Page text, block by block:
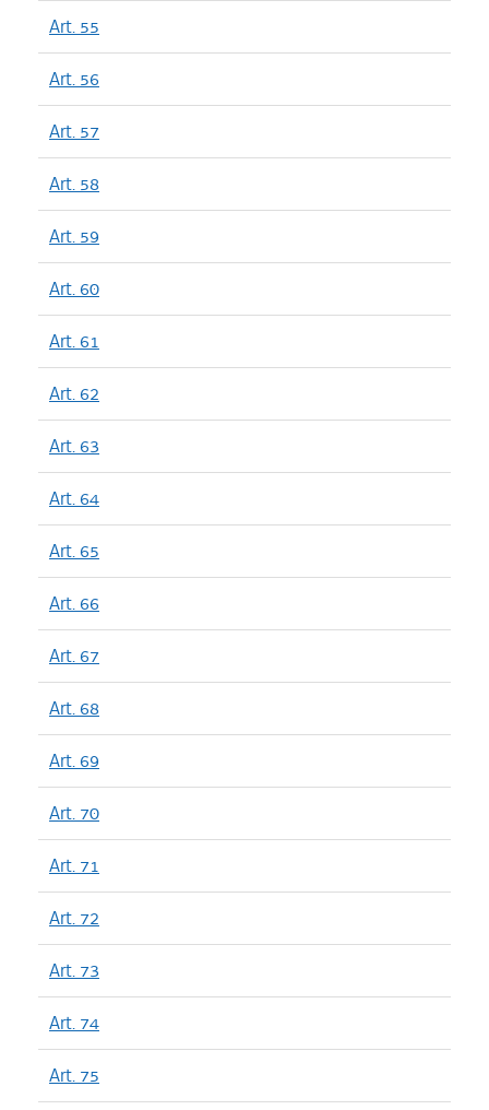
Art. 55
Art. 56
Art. 57
Art. 58
Art. 59
Art. 60
Art. 61
Art. 62
Art. 63
Art. 64
Art. 65
Art. 66
Art. 67
Art. 68
Art. 69
Art. 70
Art. 71
Art. 72
Art. 73
Art. 74
Art. 75